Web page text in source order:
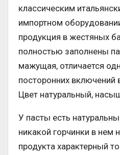
классическим
импортном
продукция в жестяных
полностью заполнены
мажущая, отличается
посторонних включений
Цвет натуральный,
У пасты есть
никакой горчинки в нем
продукта характерный